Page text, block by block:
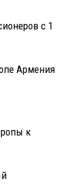
с 1
Армения
к